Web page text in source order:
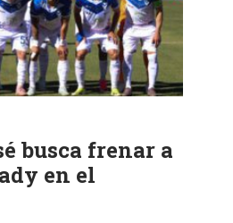
busca frenar a
en el